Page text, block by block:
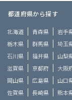
都道府県から探す
北海道 青森県 岩手
栃木県
群馬県 埼玉
石川県
福井県 山梨
滋賀県
京都府 大阪
岡山県
広島県 山口
佐賀県
長崎県 熊本